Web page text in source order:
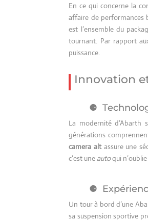
En ce qui concerne la
affaire de performances
est l’ensemble du
tournant. Par rapport
puissance.
Innovation
La modernité d’Abarth
générations
camera alt assure une
c’est une autoqui
Un tour à bord d’une
sa suspension sportive